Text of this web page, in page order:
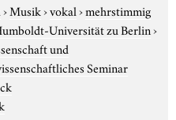
›Musik›vokal›mehrstimmig
Universität zu Berlin›
und
Seminar